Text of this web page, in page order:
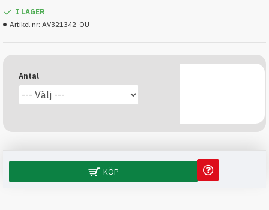
I LAGER
Artikel nr: AV321342-OU
Antal
KÖP